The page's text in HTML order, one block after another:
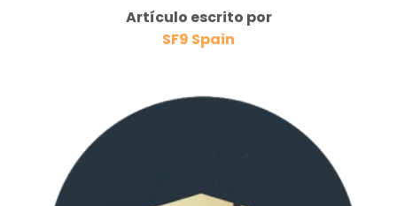
Artículo escrito por
SF9 Spain